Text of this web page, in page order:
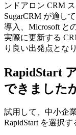
ンドアロン CRM
SugarCRM が適し
導入、Microsoft と
実際に更新する
り良い出発点とな
RapidStart
できました
試用して、中小企
RapidStart を選択